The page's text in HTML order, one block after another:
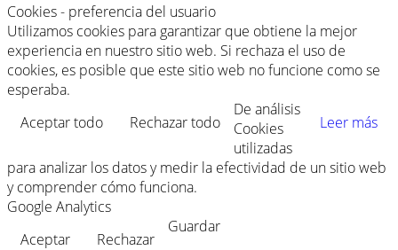
Cookies - preferencia del usuario
Utilizamos cookies para garantizar que obtiene la mejor
experiencia en nuestro sitio web. Si rechaza el uso de
cookies, es posible que este sitio web no funcione como se
esperaba.
Aceptar todo
Rechazar todo Leer más
De análisis
Cookies
utilizadas
para analizar los datos y medir la efectividad de un sitio web
y comprender cómo funciona.
Google Analytics
Aceptar
Rechazar
Guardar